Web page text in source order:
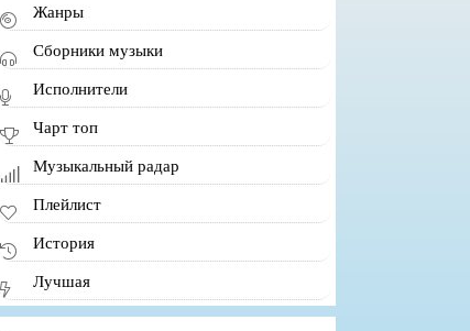
Жанры
Сборники музыки
Исполнители
Чарт топ
Музыкальный радар
Плейлист
История
Лучшая